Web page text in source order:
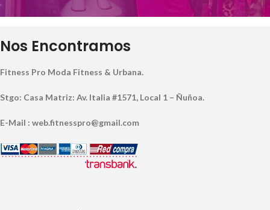
Nos Encontramos
Fitness Pro Moda Fitness & Urbana.
Stgo: Casa Matriz: Av. Italia #1571, Local 1 – Ñuñoa.
E-Mail : web.fitnesspro@gmail.com